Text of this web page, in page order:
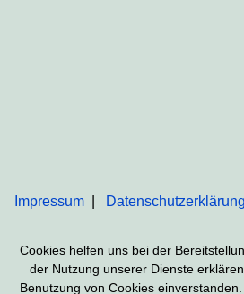
Impressum Datenschutzerklärung
Cookies helfen uns bei der
der Nutzung unserer Dienste
Benutzung von Cookies einverstanden.